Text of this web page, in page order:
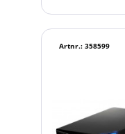
Artnr.: 358599